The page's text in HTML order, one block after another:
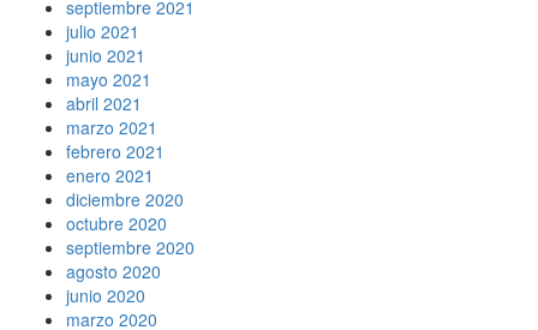
septiembre 2021
julio 2021
junio 2021
mayo 2021
abril 2021
marzo 2021
febrero 2021
enero 2021
diciembre 2020
octubre 2020
septiembre 2020
agosto 2020
junio 2020
marzo 2020